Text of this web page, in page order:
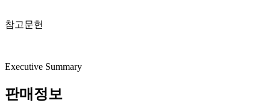
참고문헌
Executive Summary
판매정보